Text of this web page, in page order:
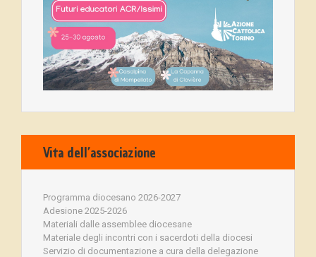
Vita dell’associazione
Programma diocesano 2026-2027
Adesione 2025-2026
Materiali dalle assemblee diocesane
Materiale degli incontri con i sacerdoti della diocesi
Servizio di documentazione a cura della delegazione